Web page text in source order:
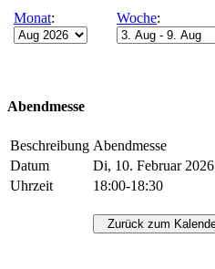
Monat: Woche:
Abendmesse
Beschreibung Abendmesse
Datum
Di, 10. Februar 2026
Uhrzeit
18:00-18:30